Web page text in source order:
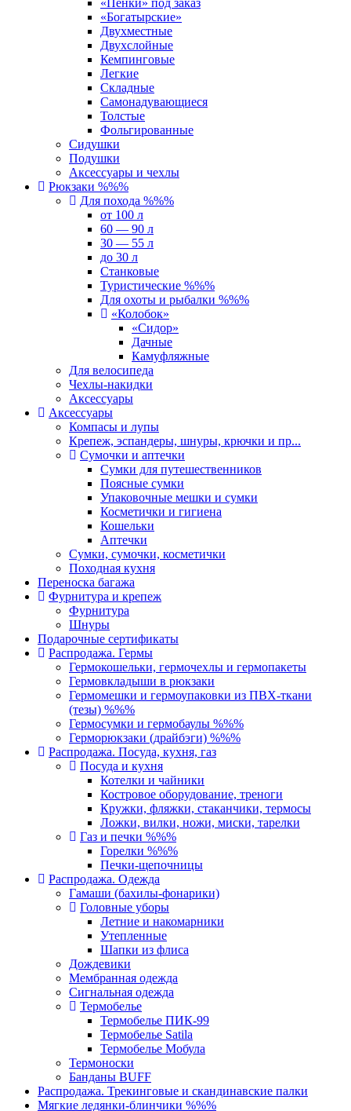
«Пенки» под заказ
«Богатырские»
Двухместные
Двухслойные
Кемпинговые
Легкие
Складные
Самонадувающиеся
Толстые
Фольгированные
Сидушки
Подушки
Аксессуары и чехлы
Рюкзаки %%%
Для похода %%%
от 100 л
60 — 90 л
30 — 55 л
до 30 л
Станковые
Туристические %%%
Для охоты и рыбалки %%%
«Колобок»
«Сидор»
Дачные
Камуфляжные
Для велосипеда
Чехлы-накидки
Аксессуары
Аксессуары
Компасы и лупы
Крепеж, эспандеры, шнуры, крючки и пр...
Сумочки и аптечки
Сумки для путешественников
Поясные сумки
Упаковочные мешки и сумки
Косметички и гигиена
Кошельки
Аптечки
Сумки, сумочки, косметички
Походная кухня
Переноска багажа
Фурнитура и крепеж
Фурнитура
Шнуры
Подарочные сертификаты
Распродажа. Гермы
Гермокошельки, гермочехлы и гермопакеты
Гермовкладыши в рюкзаки
Гермомешки и гермоупаковки из ПВХ-ткани
(тезы) %%%
Гермосумки и гермобаулы %%%
Герморюкзаки (драйбэги) %%%
Распродажа. Посуда, кухня, газ
Посуда и кухня
Котелки и чайники
Костровое оборудование, треноги
Кружки, фляжки, стаканчики, термосы
Ложки, вилки, ножи, миски, тарелки
Газ и печки %%%
Горелки %%%
Печки-щепочницы
Распродажа. Одежда
Гамаши (бахилы-фонарики)
Головные уборы
Летние и накомарники
Утепленные
Шапки из флиса
Дождевики
Мембранная одежда
Сигнальная одежда
Термобелье
Термобелье ПИК-99
Термобелье Satila
Термобелье Мобула
Термоноски
Банданы BUFF
Распродажа. Трекинговые и скандинавские палки
Мягкие ледянки-блинчики %%%